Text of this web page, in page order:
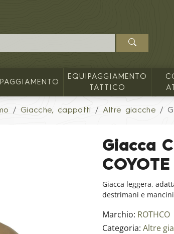
EQUIPAGGIAMENTO
TATTICO
Giacche, cappotti Altre giacche
Giacca
COYOTE
Giacca leggera,
destrimani e
Marchio: ROTHCO
Categoria: Altre